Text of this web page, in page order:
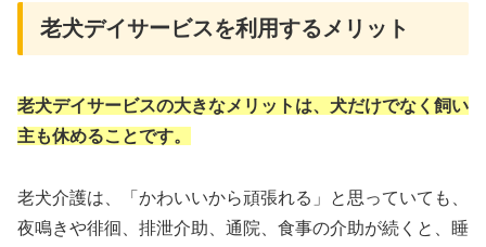
老犬デイサービスを利用するメリット
老犬デイサービスの大きなメリットは、犬だけでなく飼い
主も休めることです。
老犬介護は、「かわいいから頑張れる」と思っていても、
夜鳴きや徘徊、排泄介助、通院、食事の介助が続くと、睡